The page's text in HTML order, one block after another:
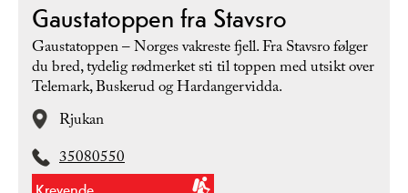
Gaustatoppen fra Stavsro
Gaustatoppen – Norges vakreste fjell. Fra Stavsro følger
du bred, tydelig rødmerket sti til toppen med utsikt over
Telemark, Buskerud og Hardangervidda.
Rjukan
35080550